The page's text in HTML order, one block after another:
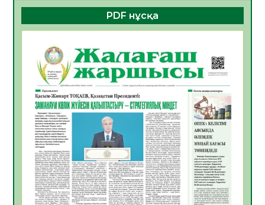
құралдарының таныстырылымы өтті
05.08.2026
17 0
Қазақстандықтардың 72,3%-ы жаңа
Құрылтай үшін дауыс беруге дайын
05.08.2026
18
ӘРБІР ДАУЫС – ҚОҒАМ ДАМУЫНА
ҚОСЫЛҒАН ҮЛЕС
05.08.2026
25
ҚҰРЫЛТАЙ САЙЛАУЫ – БІРЛІК ПЕН
ЖАУАПКЕРШІЛІККЕ БАСТАЙТЫН ҚАДАМ
05.08.2026
24
Мектептен – Ұлттық ұлан сапына
PDF нұсқа